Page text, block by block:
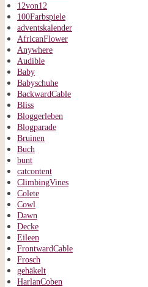
12von12
100Farbspiele
adventskalender
AfricanFlower
Anywhere
Audible
Baby
Babyschuhe
BackwardCable
Bliss
Bloggerleben
Blogparade
Bruinen
Buch
bunt
catcontent
ClimbingVines
Colete
Cowl
Dawn
Decke
Eileen
FrontwardCable
Frosch
gehäkelt
HarlanCoben